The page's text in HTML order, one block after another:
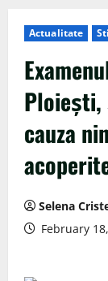
Actualitate
Ploiești,
cauza
Selena
February